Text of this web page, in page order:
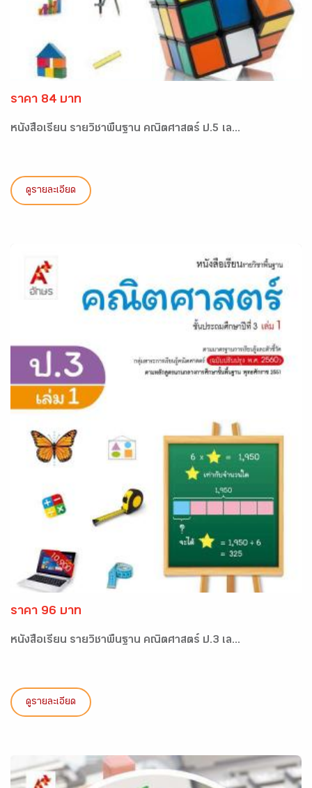
ราคา 84 บาท
หนังสือเรียน รายวิชาพื้นฐาน คณิตศาสตร์ ป.5 เล...
ดูรายละเอียด
ราคา 96 บาท
หนังสือเรียน รายวิชาพื้นฐาน คณิตศาสตร์ ป.3 เล...
ดูรายละเอียด